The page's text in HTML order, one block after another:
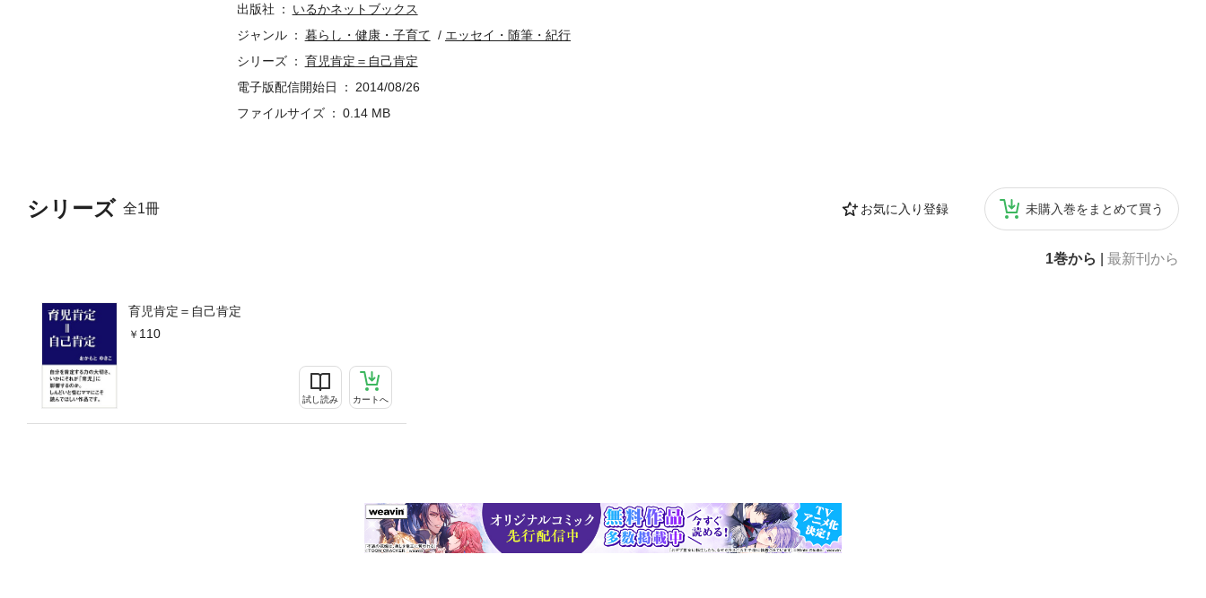
シリーズ 全1冊 お気に入り登録 未購入巻をまとめて買う
1巻から 最新刊から
育児肯定＝自己肯定
110
試し読み カートへ
出版社
いるかネットブックス
ジャンル
暮らし・健康・子育て
エッセイ・随筆・紀行
シリーズ
育児肯定＝自己肯定
電子版配信開始日
2014/08/26
ファイルサイズ
0.14 MB